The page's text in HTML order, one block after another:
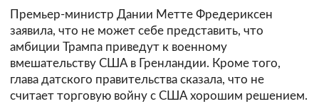
Премьер-министр Дании Метте Фредериксен
заявила, что не может себе представить, что
амбиции Трампа приведут к военному
вмешательству США в Гренландии. Кроме того,
глава датского правительства сказала, что не
считает торговую войну с США хорошим решением.